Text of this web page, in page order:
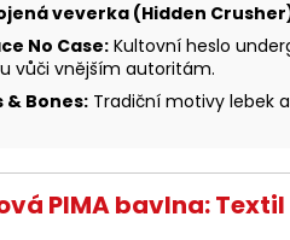
veverka (Hidden
No Case: Kultovní heslo
vůči vnějším autoritám.
& Bones: Tradiční motivy lebek
PIMA bavlna: